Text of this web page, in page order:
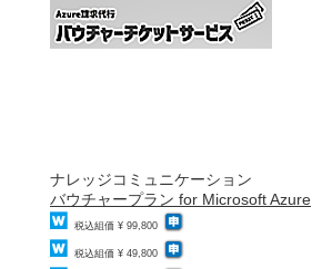
ナレッジコミュニケーション
バウチャープラン for Microsoft Azure
税込組価 ¥ 99,800
税込組価 ¥ 49,800